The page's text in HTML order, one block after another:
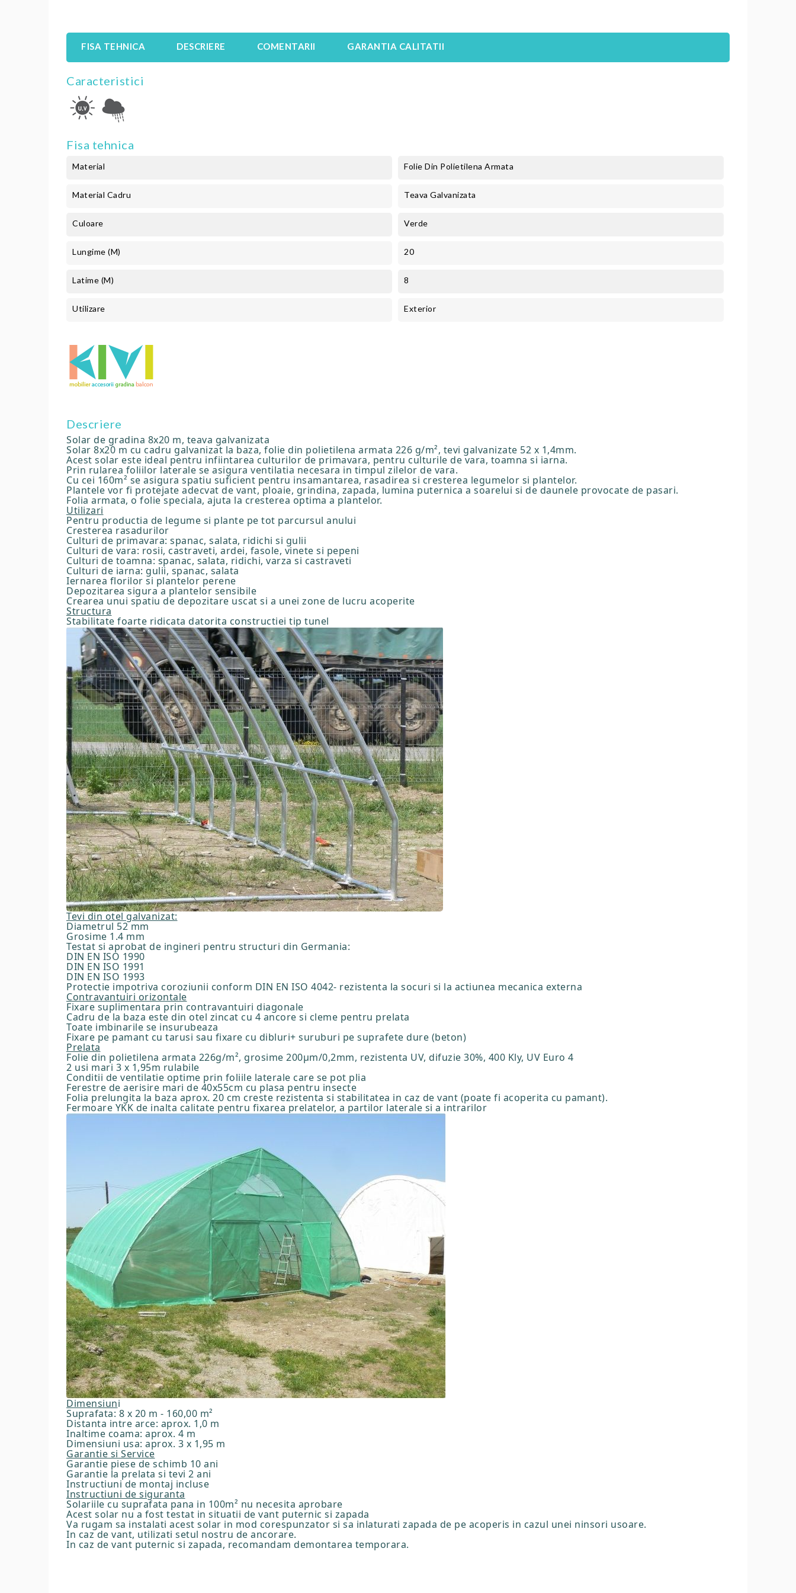
FISA TEHNICA DESCRIERE COMENTARII GARANTIA CALITATII
Caracteristici
Fisa tehnica
Material Folie Din Polietilena Armata
Material Cadru Teava Galvanizata
Culoare Verde
Lungime (m) 20
Latime (m) 8
Utilizare Exterior
Descriere
Solar de gradina 8x20 m, teava galvanizata
Solar 8x20 m cu cadru galvanizat la baza, folie din polietilena armata 226 g/m², tevi galvanizate 52 x 1,4mm.
Acest solar este ideal pentru infiintarea culturilor de primavara, pentru culturile de vara, toamna si iarna.
Prin rularea foliilor laterale se asigura ventilatia necesara in timpul zilelor de vara.
Cu cei 160m² se asigura spatiu suficient pentru insamantarea, rasadirea si cresterea legumelor si plantelor.
Plantele vor fi protejate adecvat de vant, ploaie, grindina, zapada, lumina puternica a soarelui si de daunele provocate de pasari.
Folia armata, o folie speciala, ajuta la cresterea optima a plantelor.
Utilizari
Pentru productia de legume si plante pe tot parcursul anului
Cresterea rasadurilor
Culturi de primavara: spanac, salata, ridichi si gulii
Culturi de vara: rosii, castraveti, ardei, fasole, vinete si pepeni
Culturi de toamna: spanac, salata, ridichi, varza si castraveti
Culturi de iarna: gulii, spanac, salata
Iernarea florilor si plantelor perene
Depozitarea sigura a plantelor sensibile
Crearea unui spatiu de depozitare uscat si a unei zone de lucru acoperite
Structura
Stabilitate foarte ridicata datorita constructiei tip tunel
Tevi din otel galvanizat:
Diametrul 52 mm
Grosime 1.4 mm
Testat si aprobat de ingineri pentru structuri din Germania:
DIN EN ISO 1990
DIN EN ISO 1991
DIN EN ISO 1993
Protectie impotriva coroziunii conform DIN EN ISO 4042- rezistenta la socuri si la actiunea mecanica externa
Contravantuiri orizontale
Fixare suplimentara prin contravantuiri diagonale
Cadru de la baza este din otel zincat cu 4 ancore si cleme pentru prelata
Toate imbinarile se insurubeaza
Fixare pe pamant cu tarusi sau fixare cu dibluri+ suruburi pe suprafete dure (beton)
Prelata
Folie din polietilena armata 226g/m², grosime 200µm/0,2mm, rezistenta UV, difuzie 30%, 400 Kly, UV Euro 4
2 usi mari 3 x 1,95m rulabile
Conditii de ventilatie optime prin foliile laterale care se pot plia
Ferestre de aerisire mari de 40x55cm cu plasa pentru insecte
Folia prelungita la baza aprox. 20 cm creste rezistenta si stabilitatea in caz de vant (poate fi acoperita cu pamant).
Fermoare YKK de inalta calitate pentru fixarea prelatelor, a partilor laterale si a intrarilor
Dimensiuni
Suprafata: 8 x 20 m - 160,00 m²
Distanta intre arce: aprox. 1,0 m
Inaltime coama: aprox. 4 m
Dimensiuni usa: aprox. 3 x 1,95 m
Garantie si Service
Garantie piese de schimb 10 ani
Garantie la prelata si tevi 2 ani
Instructiuni de montaj incluse
Instructiuni de siguranta
Solariile cu suprafata pana in 100m² nu necesita aprobare
Acest solar nu a fost testat in situatii de vant puternic si zapada
Va rugam sa instalati acest solar in mod corespunzator si sa inlaturati zapada de pe acoperis in cazul unei ninsori usoare.
In caz de vant, utilizati setul nostru de ancorare.
In caz de vant puternic si zapada, recomandam demontarea temporara.